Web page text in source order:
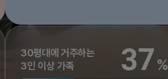
30평대에 거주하는
3인 이상 가족
37 %